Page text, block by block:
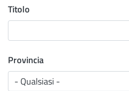
Titolo
Provincia